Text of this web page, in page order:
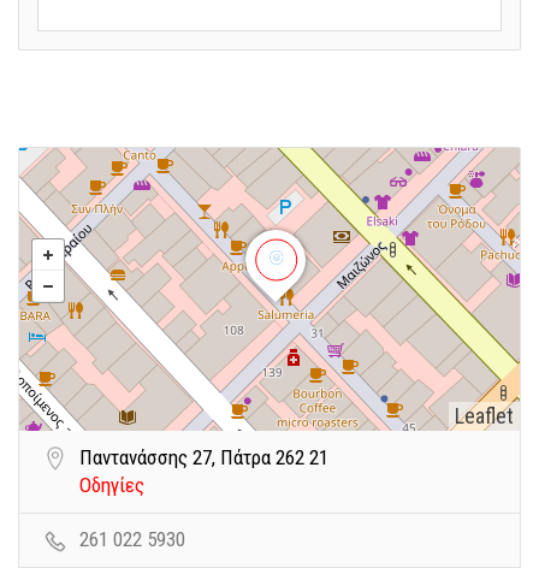
Leaflet
Παντανάσσης 27, Πάτρα 262 21
Οδηγίες
261 022 5930